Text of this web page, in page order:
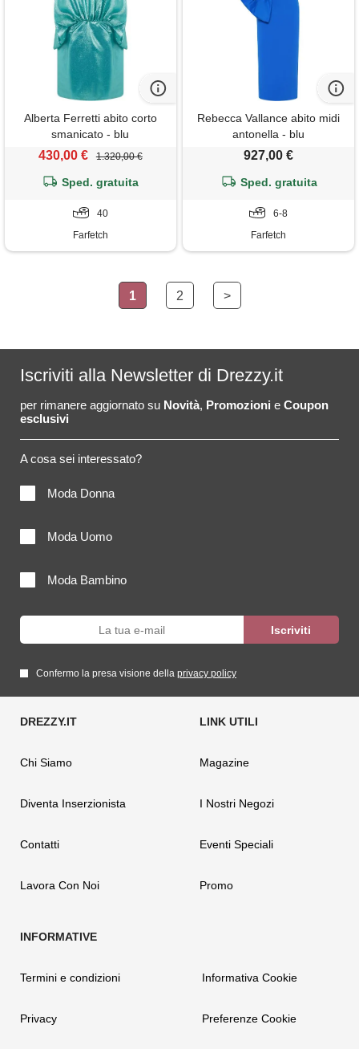
Alberta Ferretti abito corto
smanicato - blu
430,00 € 1.320,00 €
Sped. gratuita
40
Farfetch
Rebecca Vallance abito midi
antonella - blu
927,00 €
Sped. gratuita
6-8
Farfetch
1 2 >
Iscriviti alla Newsletter di Drezzy.it
per rimanere aggiornato su Novità, Promozioni e Coupon
esclusivi
A cosa sei interessato?
Moda Donna
Moda Uomo
Moda Bambino
Confermo la presa visione della privacy policy
Chi Siamo
Diventa Inserzionista
Contatti
Lavora Con Noi
Magazine
I Nostri Negozi
Eventi Speciali
Promo
Termini e condizioni
Privacy
Informativa Cookie
Preferenze Cookie